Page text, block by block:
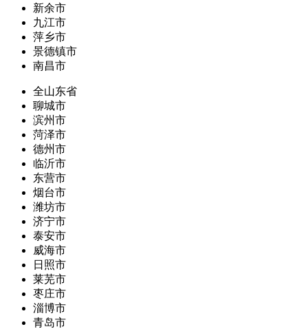
新余市
九江市
萍乡市
景德镇市
南昌市
全山东省
聊城市
滨州市
菏泽市
德州市
临沂市
东营市
烟台市
潍坊市
济宁市
泰安市
威海市
日照市
莱芜市
枣庄市
淄博市
青岛市